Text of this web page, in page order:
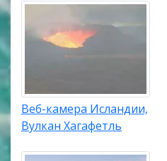
Веб-камера Исландии,
Вулкан Хагафетль